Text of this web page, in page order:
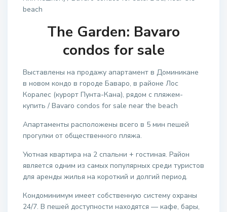
beach
The Garden: Bavaro
condos for sale
Выставлены на продажу апартамент в Доминикане
в новом кондо в городе Баваро, в районе Лос
Коралес (курорт Пунта-Кана), рядом с пляжем-
купить / Bavaro condos for sale near the beach
Апартаменты расположены всего в 5 мин пешей
прогулки от общественного пляжа.
Уютная квартира на 2 спальни + гостиная. Район
является одним из самых популярных среди туристов
для аренды жилья на короткий и долгий период.
Кондоминимум имеет собственную систему охраны
24/7. В пешей доступности находятся — кафе, бары,